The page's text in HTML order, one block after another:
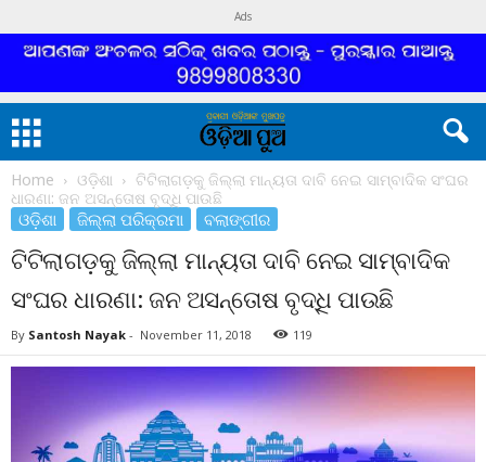
Ads
Home ଓଡ଼ିଶା
ଟିଟିଲାଗଡ଼କୁ ଜିଲ୍ଲା ମାନ୍ୟତା ଦାବି ନେଇ ସାମ୍ବାଦିକ ସଂଘର
ଧାରଣା: ଜନ ଅସନ୍ତୋଷ ବୃଦ୍ଧି ପାଉଛି
ଓଡ଼ିଶା ଜିଲ୍ଲା ପରିକ୍ରମା ବଲାଙ୍ଗୀର
ଟିଟିଲାଗଡ଼କୁ ଜିଲ୍ଲା ମାନ୍ୟତା ଦାବି ନେଇ ସାମ୍ବାଦିକ
ସଂଘର ଧାରଣା: ଜନ ଅସନ୍ତୋଷ ବୃଦ୍ଧି ପାଉଛି
By Santosh Nayak - November 11, 2018 119